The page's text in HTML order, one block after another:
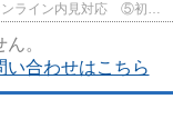
ライン内見対応 ⑤初期
。
い合わせはこちら